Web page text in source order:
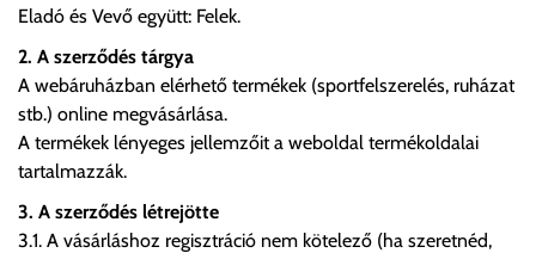
Eladó és Vevő együtt: Felek.
2. A szerződés tárgya
A webáruházban elérhető termékek (sportfelszerelés, ruházat
stb.) online megvásárlása.
A termékek lényeges jellemzőit a weboldal termékoldalai
tartalmazzák.
3. A szerződés létrejötte
3.1. A vásárláshoz regisztráció nem kötelező (ha szeretnéd,